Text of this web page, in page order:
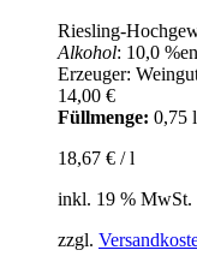
Lieblich
Nr.921
Menge
Riesling-
Alkohol: 10,0 %
Erzeuger:
14,00 €
Füllmenge: 0,75 l
18,67 € /l
inkl. 19 % MwSt.
zzgl.